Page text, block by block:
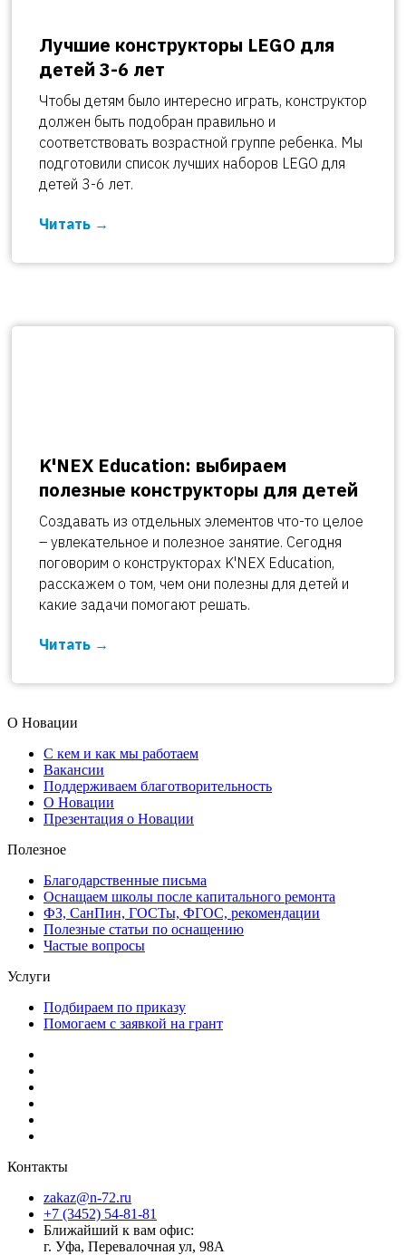
Лучшие конструкторы LEGO для
детей 3-6 лет
Чтобы детям было интересно играть, конструктор
должен быть подобран правильно и
соответствовать возрастной группе ребенка. Мы
подготовили список лучших наборов LEGO для
детей 3-6 лет.
Читать
K'NEX Education: выбираем
полезные конструкторы для детей
Создавать из отдельных элементов что-то целое
– увлекательное и полезное занятие. Сегодня
поговорим о конструкторах K'NEX Education,
расскажем о том, чем они полезны для детей и
какие задачи помогают решать.
Читать
О Новации
С кем и как мы работаем
Вакансии
Поддерживаем благотворительность
О Новации
Презентация о Новации
Полезное
Благодарственные письма
Оснащаем школы после капитального ремонта
ФЗ, СанПин, ГОСТы, ФГОС, рекомендации
Полезные статьи по оснащению
Частые вопросы
Услуги
Подбираем по приказу
Помогаем с заявкой на грант
Контакты
zakaz@n-72.ru
+7 (3452) 54-81-81
Ближайший к вам офис:
г. Уфа, Перевалочная ул, 98А